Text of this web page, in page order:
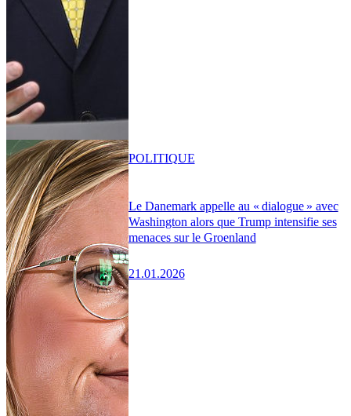
Le Danemark appelle au « dialogue » avec
Washington alors que Trump intensifie ses
menaces sur le Groenland
21.01.2026
POLITIQUE